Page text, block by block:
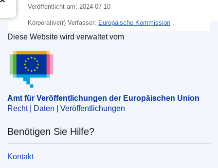
Veröffentlicht am: 2024-07-10
Korporative(r) Verfasser: Europäische Kommission ,
Generaldirektion Landwirtschaft und ländliche
Thema:
Teigware
CELEX : 32024R1894
ELI :reg_impl/2024/1894/oj
OJ : L_202401894
IMMC : C(2024)4809/3512574
Amt für Veröffentlichungen der Europäischen
Diese Website wird verwaltet vom
Amt für Veröffentlichungen der Europäischen Union
Recht | Daten | Veröffentlichungen
Benötigen Sie Hilfe?
Kontakt